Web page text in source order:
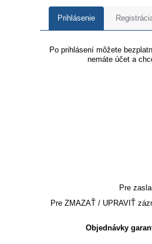
Prihlásenie
Po prihlásení môžete
nemáte účet a
Pre
Pre ZMAZAŤ / UPRAVIŤ
Objednávky